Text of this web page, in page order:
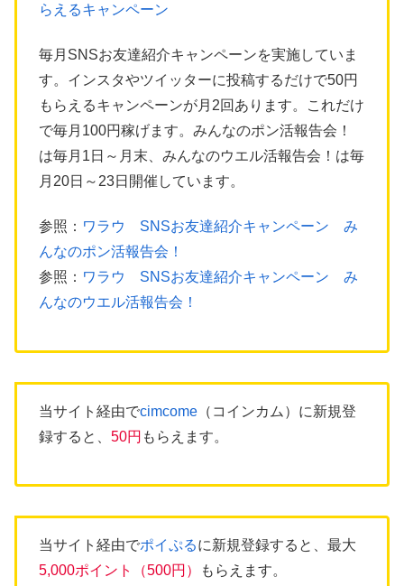
らえるキャンペーン
毎月SNSお友達紹介キャンペーンを実施していま
す。インスタやツイッターに投稿するだけで50円
もらえるキャンペーンが月2回あります。これだけ
で毎月100円稼げます。みんなのポン活報告会！
は毎月1日～月末、みんなのウエル活報告会！は毎
月20日～23日開催しています。
参照： ワラウ SNSお友達紹介キャンペーン み
んなのポン活報告会！
参照： ワラウ SNSお友達紹介キャンペーン み
んなのウエル活報告会！
当サイト経由でcimcome （コインカム）に新規登
録すると、 50円 もらえます。
当サイト経由でポイぷるに新規登録すると、最大
5,000ポイント（500円）
もらえます。